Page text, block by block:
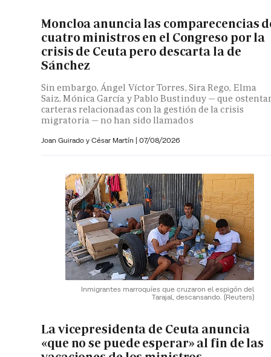
Moncloa anuncia las comparecencias
cuatro ministros en el Congreso por la
crisis de Ceuta pero descarta la de
Sánchez
Sin embargo, Ángel Víctor Torres, Sira Rego, Elma
Saiz, Mónica García y Pablo Bustinduy — que
carteras relacionadas con la gestión de la crisis
migratoria — no han sido llamados
Joan Guirado y César Martín | 07/08/2026
Inmigrantes marroquíes que cruzaron el espigón del
Tarajal, descansando. (Reuters)
La vicepresidenta de Ceuta anuncia
«que no se puede esperar» al fin de las